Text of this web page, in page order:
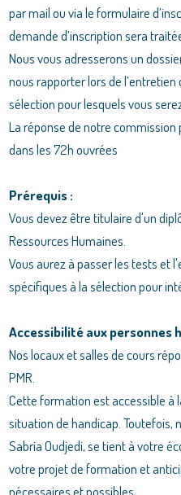
par mail ou via le formulaire
demande d’inscription sera
Nous vous adresserons un
nous rapporter lors de
sélection pour lesquels vous
La réponse de notre
dans les 72h ouvrées
Prérequis :
Vous devez être titulaire d'un
Ressources Humaines.
Vous aurez à passer les tests et
spécifiques à la sélection pour
Accessibilité aux personnes
Nos locaux et salles de cours
PMR.
Cette formation est accessible à
situation de handicap. Toutefois,
Sabria Oudjedi, se tient à votre
votre projet de formation et
nécessaires et possibles.